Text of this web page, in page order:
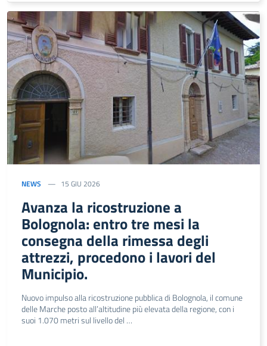
NEWS 15 GIU 2026
Avanza la ricostruzione a
Bolognola: entro tre mesi la
consegna della rimessa degli
attrezzi, procedono i lavori del
Municipio.
Nuovo impulso alla ricostruzione pubblica di Bolognola, il comune
delle Marche posto all’altitudine più elevata della regione, con i
suoi 1.070 metri sul livello del …